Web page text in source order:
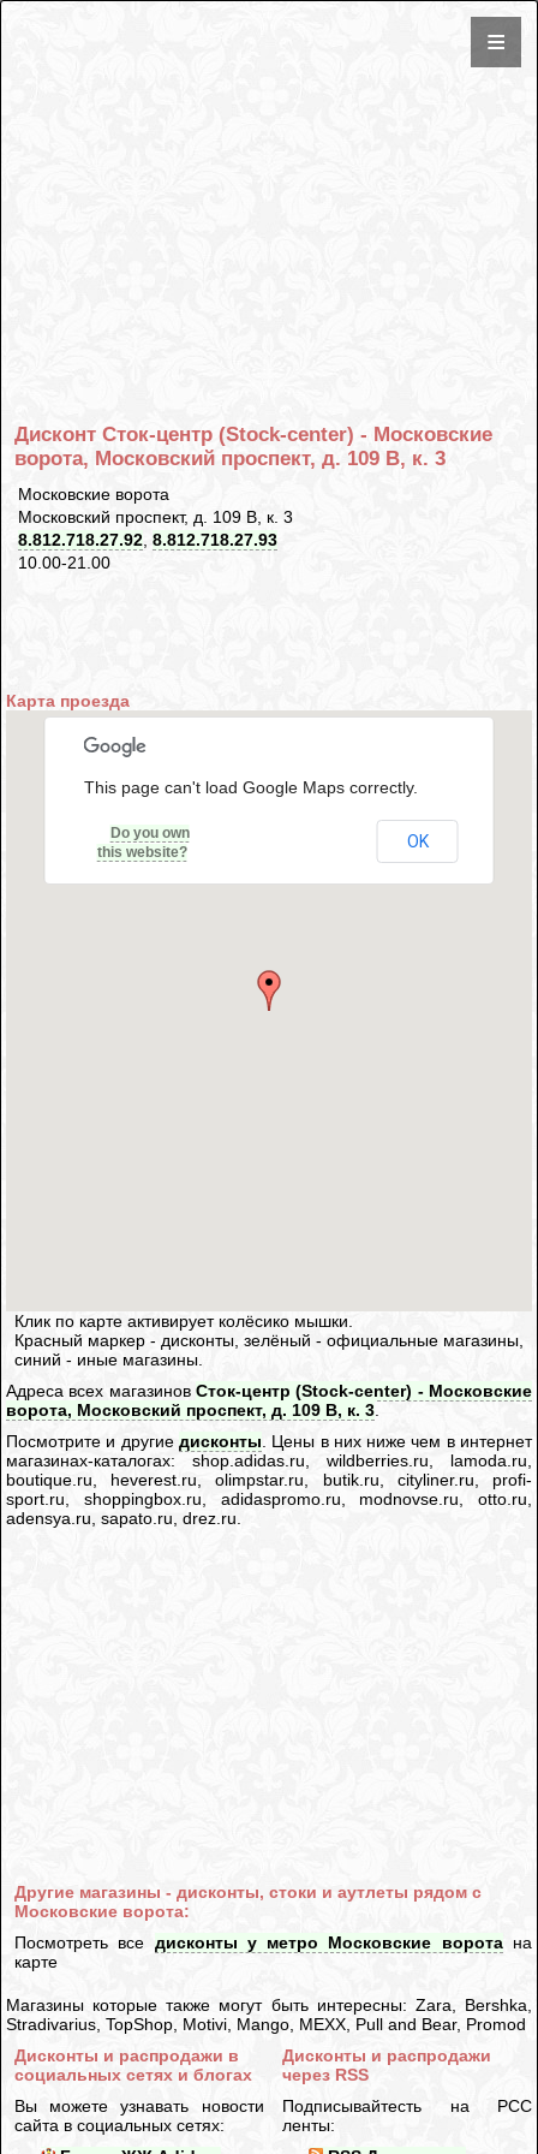
Дисконт Сток-центр (Stock-center) - Московские
ворота, Московский проспект, д. 109 В, к. 3
Московские ворота
Московский проспект, д. 109 В, к. 3
8.812.718.27.92, 8.812.718.27.93
10.00-21.00
Карта проезда
This page can't load Google Maps correctly.
Do you own
this website?
OK
Клик по карте активирует колёсико мышки.
Красный маркер - дисконты, зелёный - официальные магазины,
синий - иные магазины.
Адреса всех магазинов Сток-центр (Stock-center) - Московские
ворота, Московский проспект, д. 109 В, к. 3.
Посмотрите и другие дисконты. Цены в них ниже чем в интернет
магазинах-каталогах: shop.adidas.ru, wildberries.ru, lamoda.ru,
boutique.ru, heverest.ru, olimpstar.ru, butik.ru, cityliner.ru, profi-
sport.ru, shoppingbox.ru, adidaspromo.ru, modnovse.ru, otto.ru,
adensya.ru, sapato.ru, drez.ru.
Другие магазины - дисконты, стоки и аутлеты рядом с
Московские ворота:
Посмотреть все дисконты у метро Московские воротана
карте
Магазины которые также могут быть интересны: Zara, Bershka,
Stradivarius, TopShop, Motivi, Mango, MEXX, Pull and Bear, Promod
Дисконты и распродажи в
социальных сетях и блогах
Вы можете узнавать новости
сайта в социальных сетях:
Дисконты и распродажи
через RSS
Подписывайтесть на РСС
ленты: